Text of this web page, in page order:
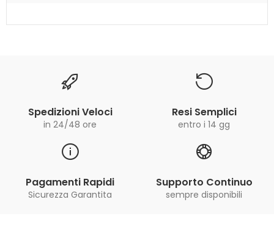
Spedizioni Veloci
in 24/48 ore
Resi Semplici
entro i 14 gg
Pagamenti Rapidi
Sicurezza Garantita
Supporto Continuo
sempre disponibili